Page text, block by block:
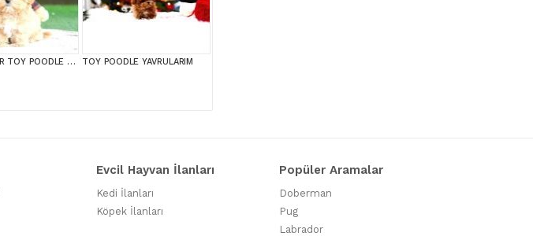
SUPER STAR TOY POODLE YAVRULARIM TOY POODLE YAVRULARIM
Evcil Hayvan İlanları
Kedi İlanları
Köpek İlanları
Popüler Aramalar
Doberman
Pug
Labrador